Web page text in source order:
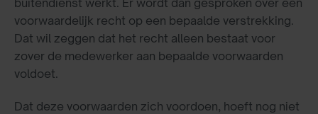
voorwaardelijk recht op een bepaalde verstrekking.
Dat wil zeggen dat het recht alleen bestaat voor
zover de medewerker aan bepaalde voorwaarden
voldoet.
Dat deze voorwaarden zich voordoen, hoeft nog niet